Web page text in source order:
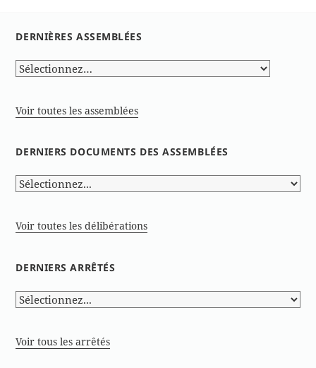
DERNIÈRES ASSEMBLÉES
Voir toutes les assemblées
DERNIERS DOCUMENTS DES ASSEMBLÉES
Voir toutes les délibérations
DERNIERS ARRÊTÉS
Voir tous les arrêtés